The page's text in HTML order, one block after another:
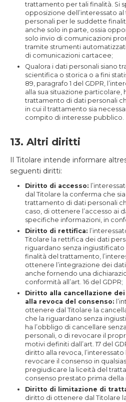
trattamento per tali finalità. Si
opposizione dell’interessato
personali per le suddette
anche solo in parte, ossia
solo invio di comunicazioni
tramite strumenti
di comunicazioni cartacee;
Qualora i dati personali siano
scientifica o storica o a fini
89, paragrafo 1 del GDPR,
alla sua situazione particolare,
trattamento di dati personali
in cui il trattamento sia
compito di interesse pubblico.
13. Altri diritti
Il Titolare intende informare
seguenti diritti:
Diritto di accesso:
dal Titolare la conferma che
trattamento di dati personali
caso, di ottenere l’accesso ai
specifiche informazioni, in
Diritto di rettifica:
Titolare la rettifica dei dati
riguardano senza
finalità del trattamento,
ottenere l’integrazione dei
anche fornendo una
conformità all’art. 16 del GDPR;
Diritto alla cancellazione
alla revoca del consenso:
ottenere dal Titolare la
che la riguardano senza
ha l’obbligo di cancellare
personali, o di revocare il
motivi definiti dall’art. 17 del
diritto alla revoca,
revocare il consenso in
pregiudicare la liceità del
consenso prestato prima della
Diritto di limitazione di
diritto di ottenere dal Titolare